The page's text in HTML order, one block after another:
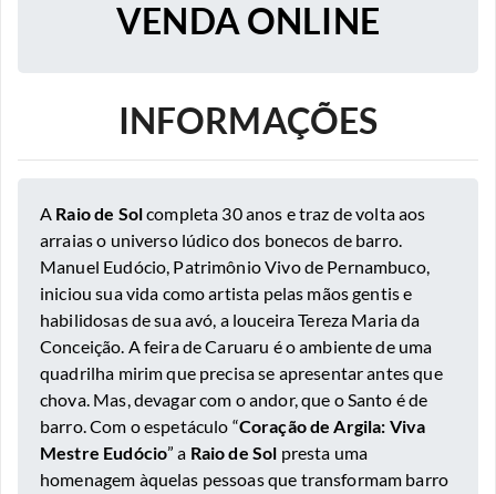
VENDA ONLINE
INFORMAÇÕES
A Raio de Solcompleta 30 anos e traz de volta aos
arraias o universo lúdico dos bonecos de barro.
Manuel Eudócio, Patrimônio Vivo de Pernambuco,
iniciou sua vida como artista pelas mãos gentis e
habilidosas de sua avó, a louceira Tereza Maria da
Conceição. A feira de Caruaru é o ambiente de uma
quadrilha mirim que precisa se apresentar antes que
chova. Mas, devagar com o andor, que o Santo é de
barro. Com o espetáculo “Coração de Argila: Viva
Mestre Eudócio” a Raio de Sol presta uma
homenagem àquelas pessoas que transformam barro